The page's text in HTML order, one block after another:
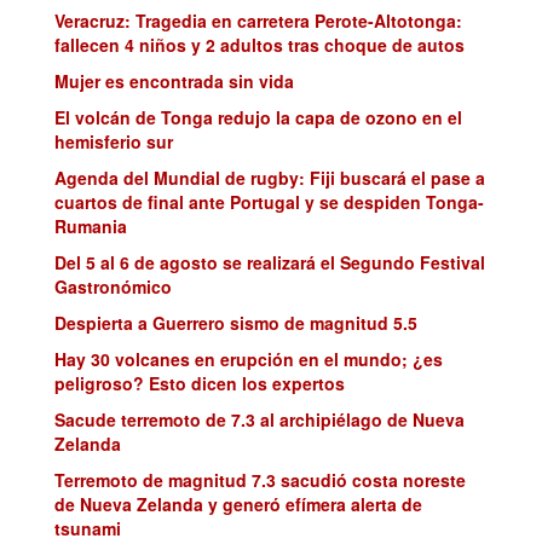
Veracruz: Tragedia en carretera Perote-Altotonga:
fallecen 4 niños y 2 adultos tras choque de autos
Mujer es encontrada sin vida
El volcán de Tonga redujo la capa de ozono en el
hemisferio sur
Agenda del Mundial de rugby: Fiji buscará el pase a
cuartos de final ante Portugal y se despiden Tonga-
Rumania
Del 5 al 6 de agosto se realizará el Segundo Festival
Gastronómico
Despierta a Guerrero sismo de magnitud 5.5
Hay 30 volcanes en erupción en el mundo; ¿es
peligroso? Esto dicen los expertos
Sacude terremoto de 7.3 al archipiélago de Nueva
Zelanda
Terremoto de magnitud 7.3 sacudió costa noreste
de Nueva Zelanda y generó efímera alerta de
tsunami